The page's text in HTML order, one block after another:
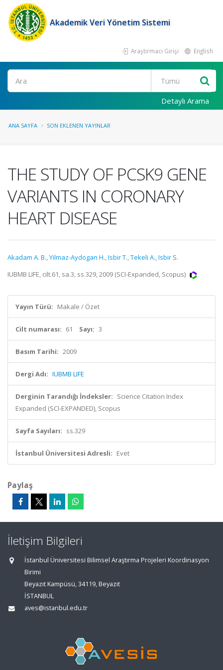
Akademik Veri Yönetim Sistemi
Araştırmacı Girişi English
Ara
Detaylı Arama
ANA SAYFA SON EKLENEN YAYINLAR
THE STUDY OF PCSK9 GENE
VARIANTS IN CORONARY
HEART DISEASE
Akadam A. B.,Yilmaz-Aydogan H.,Isbir T.,Tekeli A.,Isbir S.
IUBMB LIFE, cilt.61, sa.3, ss.329, 2009 (SCI-Expanded, Scopus)
Yayın Türü: Makale / Özet
Cilt numarası: 61 Sayı: 3
Basım Tarihi: 2009
Dergi Adı: IUBMB LIFE
Derginin Tarandığı İndeksler: Science Citation Index
Expanded (SCI-EXPANDED), Scopus
Sayfa Sayıları: ss.329
İstanbul Üniversitesi Adresli: Evet
Paylaş
İletişim Bilgileri
İstanbul Üniversitesi Bilimsel Araştırma Projeleri Koordinasyon
Birimi
Beyazıt Kampüsü, 34119, Beyazıt
İSTANBUL
aves@istanbul.edu.tr